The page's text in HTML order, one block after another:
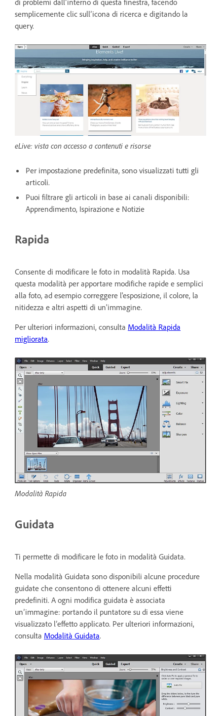
semplicemente clic sull’icona di ricerca e digitando la
query.
eLive: vista con accesso a contenuti e risorse
Per impostazione predefinita, sono visualizzati tutti gli
articoli.
Puoi filtrare gli articoli in base ai canali disponibili:
Apprendimento, Ispirazione e Notizie
Rapida
Consente di modificare le foto in modalità Rapida. Usa
questa modalità per apportare modifiche rapide e semplici
alla foto, ad esempio correggere l'esposizione, il colore, la
nitidezza e altri aspetti di un'immagine.
Per ulteriori informazioni, consulta Modalità Rapida
migliorata.
Modalità Rapida
Guidata
Ti permette di modificare le foto in modalità Guidata.
Nella modalità Guidata sono disponibili alcune procedure
guidate che consentono di ottenere alcuni effetti
predefiniti. A ogni modifica guidata è associata
un’immagine: portando il puntatore su di essa viene
visualizzato l’effetto applicato. Per ulteriori informazioni,
consulta Modalità Guidata.